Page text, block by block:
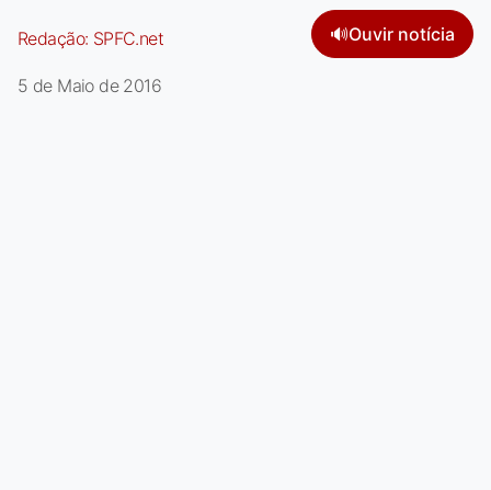
Redação: SPFC.net 🔊Ouvir notícia
5 de Maio de 2016